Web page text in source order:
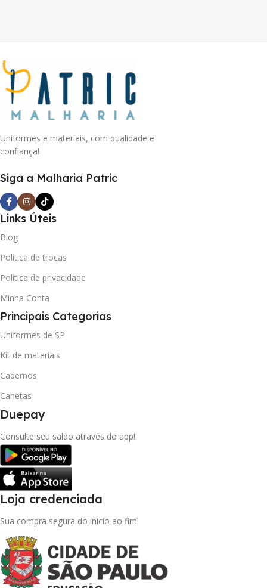
Uniformes e materiais, com qualidade e
confiança!
Siga a Malharia Patric
Links Úteis
Blog
Política de trocas
Política de privacidade
Minha Conta
Principais Categorias
Uniformes de SP
Kit de materiais
Cadernos
Canetas
Duepay
Consulte seu saldo através do app!
Loja credenciada
Sua compra segura do início ao fim!